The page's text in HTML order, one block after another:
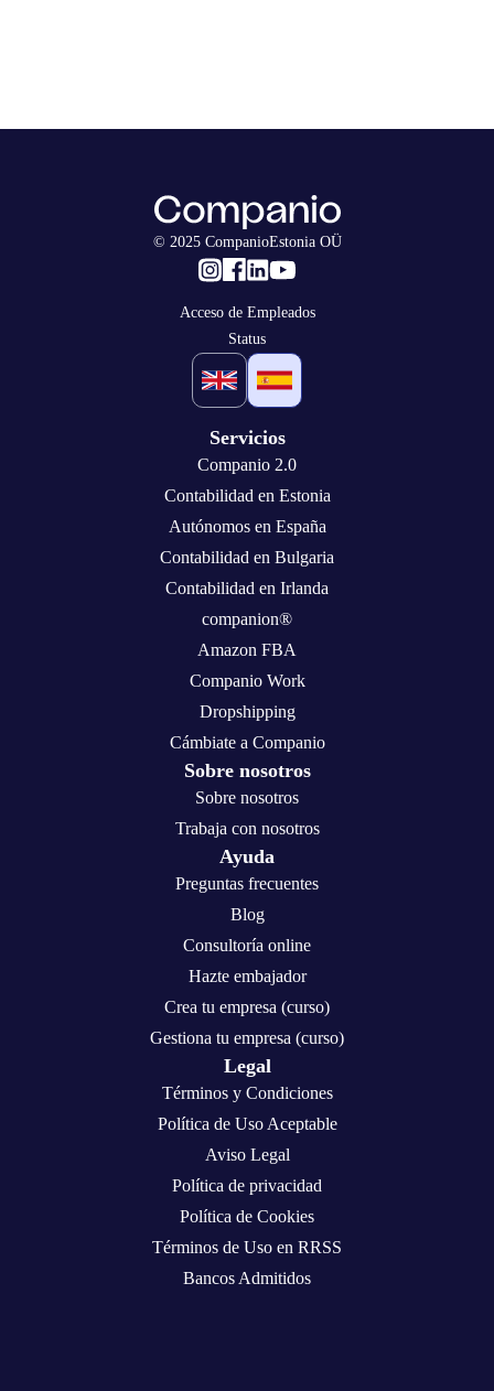
© 2025 CompanioEstonia OÜ
Acceso de Empleados
Status
Servicios
Companio 2.0
Contabilidad en Estonia
Autónomos en España
Contabilidad en Bulgaria
Contabilidad en Irlanda
companion®
Amazon FBA
Companio Work
Dropshipping
Cámbiate a Companio
Sobre nosotros
Sobre nosotros
Trabaja con nosotros
Ayuda
Preguntas frecuentes
Blog
Consultoría online
Hazte embajador
Crea tu empresa (curso)
Gestiona tu empresa (curso)
Legal
Términos y Condiciones
Política de Uso Aceptable
Aviso Legal
Política de privacidad
Política de Cookies
Términos de Uso en RRSS
Bancos Admitidos